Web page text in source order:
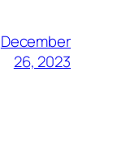
December
26, 2023